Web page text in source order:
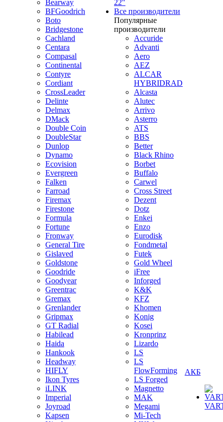
Bearway
BFGoodrich
Boto
Bridgestone
Cachland
Centara
Compasal
Continental
Contyre
Cordiant
CrossLeader
Delinte
Delmax
DMack
Double Coin
DoubleStar
Dunlop
Dynamo
Ecovision
Evergreen
Falken
Farroad
Firemax
Firestone
Formula
Fortune
Fronway
General Tire
Gislaved
Goldstone
Goodride
Goodyear
Greentrac
Gremax
Grenlander
Gripmax
GT Radial
Habilead
Haida
Hankook
Headway
HIFLY
Ikon Tyres
iLINK
Imperial
Joyroad
Kapsen
22"
Все производители
Популярные
производители
Accuride
Advanti
Aero
AEZ
ALCAR
HYBRIDRAD
Alcasta
Alutec
Arrivo
Asterro
ATS
BBS
Better
Black Rhino
Borbet
Buffalo
Carwel
Cross Street
Dezent
Dotz
Enkei
Enzo
Eurodisk
Fondmetal
Futek
Gold Wheel
iFree
Inforged
K&K
KFZ
Khomen
Konig
Kosei
Kronprinz
Lizardo
LS
LS
FlowForming
LS Forged
Magnetto
MAK
Megami
Mi-Tech
АКБ